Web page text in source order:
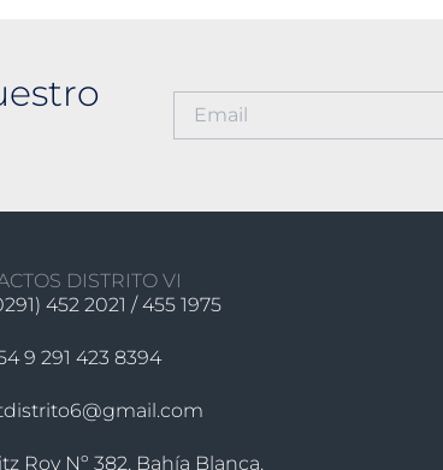
DISTRITO VI
452 2021 / 455 1975
9 291 423 8394
Roy Nº 382, Bahía Blanca.